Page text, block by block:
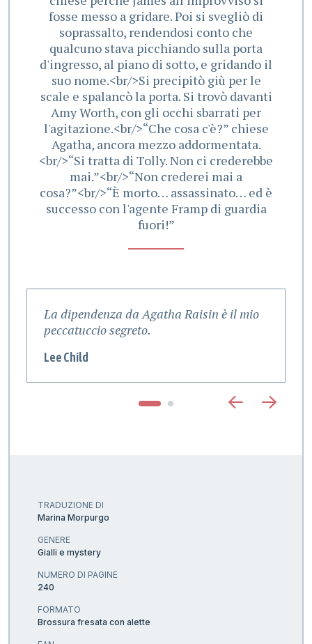
fosse messo a gridare. Poi si svegliò di
soprassalto, rendendosi conto che
qualcuno stava picchiando sulla porta
d'ingresso, al piano di sotto, e gridando il
suo nome.<br/>Si precipitò giù per le
scale e spalancò la porta. Si trovò davanti
Amy Worth, con gli occhi sbarrati per
l'agitazione.<br/>“Che cosa c'è?” chiese
Agatha, ancora mezzo addormentata.
<br/>“Si tratta di Tolly. Non ci crederebbe
mai.”<br/>“Non crederei mai a
cosa?”<br/>“È morto… assassinato… ed è
successo con l'agente Framp di guardia
fuori!”
La dipendenza da Agatha Raisin è il mio
peccatuccio segreto.
Lee Child
TRADUZIONE DI
Marina Morpurgo
GENERE
Gialli e mystery
NUMERO DI PAGINE
240
FORMATO
Brossura fresata con alette